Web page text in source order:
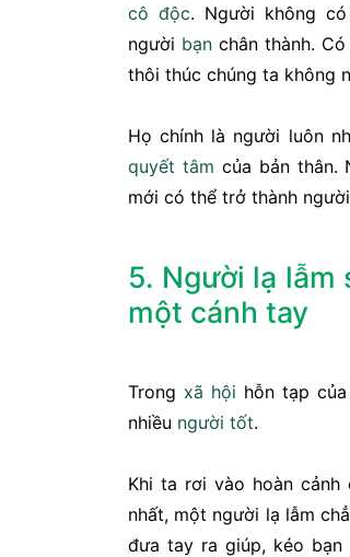
cô độc. Người không
người bạn chân thành.
thôi thúc chúng ta không
Họ chính là người luôn
quyết tâm của bản thân.
mới có thể trở thành
5. Người lạ lẫm
một cánh tay
Trong xã hội hỗn tạp
nhiều người tốt.
Khi ta rơi vào hoàn
nhất, một người lạ lẫm
đưa tay ra giúp, kéo